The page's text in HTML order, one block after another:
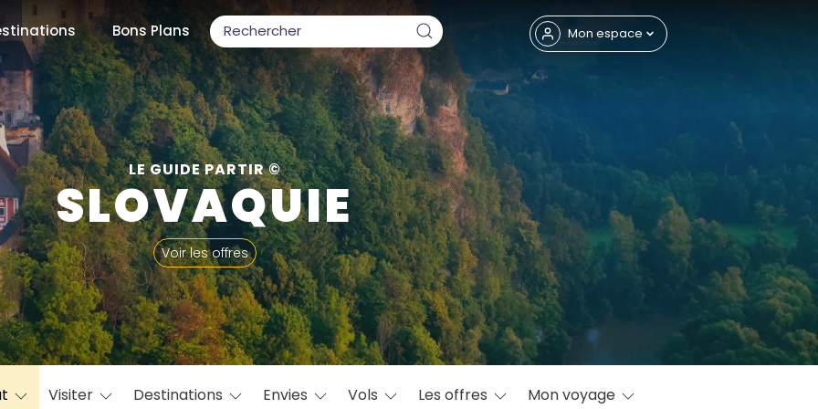
Bons Plans Mon espace
LE GUIDE PARTIR ©
SLOVAQUIE
Voir les offres
Visiter Destinations Envies Vols Les offres Mon voyage
Fermer
populaires
mois
Février Mars Avril Mai Juin Juillet Août
Septembre
Novembre Décembre